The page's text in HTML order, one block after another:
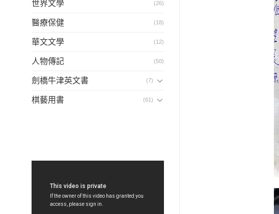
世界文學 (26)
醫療保健 (18)
華文文學 (12)
人物傳記 (50)
劍橋牛津英文書 (7)
棋藝用書 (61)